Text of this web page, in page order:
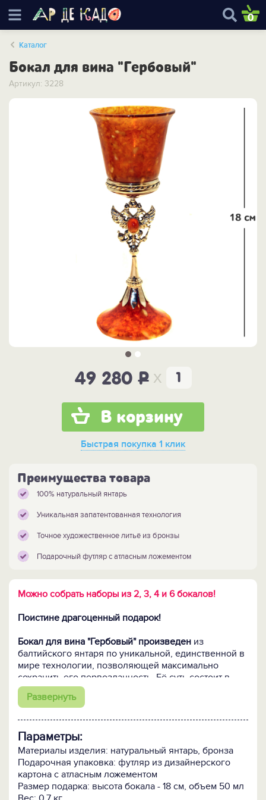
0
Каталог
Бокал для вина "Гербовый"
Артикул: 3228
49 280P x
В корзину
Быстрая покупка 1 клик
Преимущества товара
100% натуральный янтарь
Уникальная запатентованная технология
Точное художественное литьё из бронзы
Подарочный футляр с атласным ложементом
Можно собрать наборы из 2, 3, 4 и 6 бокалов!
Поистине драгоценный подарок!
Бокал для вина "Гербовый" произведен из
балтийского янтаря по уникальной, единственной в
мире технологии, позволяющей максимально
сохранить его первозданность. Её суть состоит в
спекании отдельных камешков янтаря в единое
целое. Именно в спекании, а не в плавке, когда
кусочки янтаря соединяются между собой только по
периметру посредством диффузии (без клеевых
составов!), что позволяет полностью сохранить
природный цвет, состав и свойства янтаря, а значит,
ту неповторимую красоту, за которую этот теплый и
живой камень высоко ценят во всем мире. И
Развернуть
Параметры:
Материалы изделия: натуральный янтарь, бронза
Подарочная упаковка: футляр из дизайнерского
картона с атласным ложементом
Размер подарка: высота бокала - 18 см, объем 50 мл